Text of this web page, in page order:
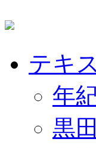
テキ
年
黒